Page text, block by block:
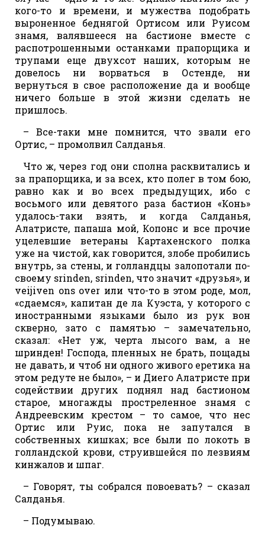
кого-то и времени, и мужества подобрать
выроненное беднягой Ортисом или Руисом
знамя, валявшееся на бастионе вместе с
распотрошенными останками прапорщика и
трупами еще двухсот наших, которым не
довелось ни ворваться в Остенде, ни
вернуться в свое расположение да и вообще
ничего больше в этой жизни сделать не
пришлось.
– Все-таки мне помнится, что звали его
Ортис, – промолвил Салданья.
Что ж, через год они сполна расквитались и
за прапорщика, и за всех, кто полег в том бою,
равно как и во всех предыдущих, ибо с
восьмого или девятого раза бастион «Конь»
удалось-таки взять, и когда Салданья,
Алатристе, папаша мой, Копонс и все прочие
уцелевшие ветераны Картахенского полка
уже на чистой, как говорится, злобе пробились
внутрь, за стены, и голландцы залопотали по-
своему srinden, srinden, что значит «друзья», и
veijiven ons over или что-то в этом роде, мол,
«сдаемся», капитан де ла Куэста, у которого с
иностранными языками было из рук вон
скверно, зато с памятью – замечательно,
сказал: «Нет уж, черта лысого вам, а не
шринден! Господа, пленных не брать, пощады
не давать, и чтоб ни одного живого еретика на
этом редуте не было», – и Диего Алатристе при
содействии других поднял над бастионом
старое, многажды простреленное знамя с
Андреевским крестом – то самое, что нес
Ортис или Руис, пока не запутался в
собственных кишках; все были по локоть в
голландской крови, струившейся по лезвиям
кинжалов и шпаг.
– Говорят, ты собрался повоевать? – сказал
Салданья.
– Подумываю.